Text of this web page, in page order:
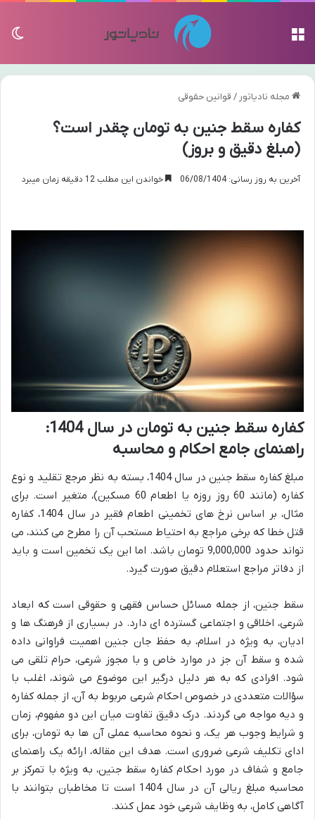
مجله نادیاتور / قوانین حقوقی
کفاره سقط جنین به تومان چقدر است؟
(مبلغ دقیق و بروز)
آخرین به روز رسانی: 06/08/1404 خواندن این مطلب 12 دقیقه زمان میبرد
کفاره سقط جنین به تومان در سال 1404:
راهنمای جامع احکام و محاسبه
مبلغ کفاره سقط جنین در سال 1404، بسته به نظر مرجع تقلید و نوع
کفاره (مانند 60 روز روزه یا اطعام 60 مسکین)، متغیر است. برای
مثال، بر اساس نرخ های تخمینی اطعام فقیر در سال 1404، کفاره
قتل خطا که برخی مراجع به احتیاط مستحب آن را مطرح می کنند، می
تواند حدود 9,000,000 تومان باشد. اما این یک تخمین است و باید
از دفاتر مراجع استعلام دقیق صورت گیرد.
سقط جنین، از جمله مسائل حساس فقهی و حقوقی است که ابعاد
شرعی، اخلاقی و اجتماعی گسترده ای دارد. در بسیاری از فرهنگ ها و
ادیان، به ویژه در اسلام، به حفظ جان جنین اهمیت فراوانی داده
شده و سقط آن جز در موارد خاص و با مجوز شرعی، حرام تلقی می
شود. افرادی که به هر دلیل درگیر این موضوع می شوند، اغلب با
سؤالات متعددی در خصوص احکام شرعی مربوط به آن، از جمله کفاره
و دیه مواجه می گردند. درک دقیق تفاوت میان این دو مفهوم، زمان
و شرایط وجوب هر یک، و نحوه محاسبه عملی آن ها به تومان، برای
ادای تکلیف شرعی ضروری است. هدف این مقاله، ارائه یک راهنمای
جامع و شفاف در مورد احکام کفاره سقط جنین، به ویژه با تمرکز بر
محاسبه مبلغ ریالی آن در سال 1404 است تا مخاطبان بتوانند با
آگاهی کامل، به وظایف شرعی خود عمل کنند.